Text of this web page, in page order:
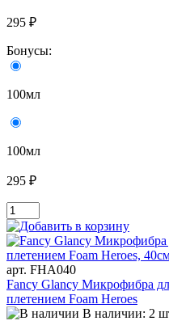
295 ₽
Бонусы:
100мл
100мл
295 ₽
арт. FHA040
Fancy Glancy Микрофибра
плетением Foam Heroes
В наличии: 2